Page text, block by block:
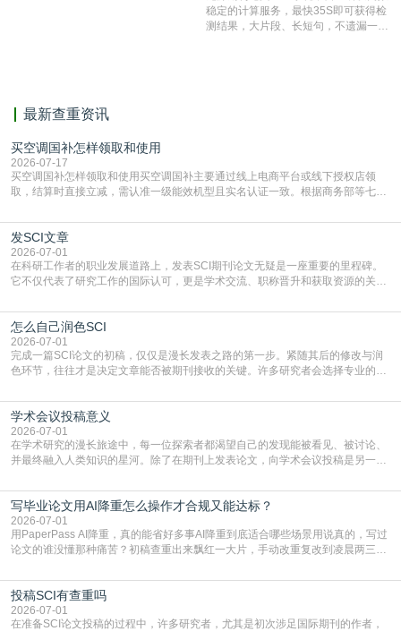
表文献复制比。（限制字符数1万）
稳定的计算服务，最快35S即可获得检
测结果，大片段、长短句，不遗漏一处
最新查重资讯
买空调国补怎样领取和使用
2026-07-17
买空调国补怎样领取和使用买空调国补主要通过线上电商平台或线下授权店领
取，结算时直接立减‌，需认准一级能效机型且实名认证一致。根据商务部等七部
能领到补贴首选‌京东APP‌搜索专属口令(如【家电补贴1637】、【国补立省
4949】等，口令会随活动更新，以页面显示为准)进入补贴专场。淘宝/天猫也可
复制粘贴【8$FKFGgJq
发SCI文章
2026-07-01
在科研工作者的职业发展道路上，发表SCI期刊论文无疑是一座重要的里程碑。
它不仅代表了研究工作的国际认可，更是学术交流、职称晋升和获取资源的关键
战与困惑。从选题立意到投稿回应，每一步都需要精心的策略与扎实的工作。本
篇AEIC学术交流中心小编就为大家介绍“发SCI文章”。一、精准定位是成功的第
一步发表SCI文章，首要解决的问题是“投
怎么自己润色SCI
2026-07-01
完成一篇SCI论文的初稿，仅仅是漫长发表之路的第一步。紧随其后的修改与润
色环节，往往才是决定文章能否被期刊接收的关键。许多研究者会选择专业的语
质量，更能在此过程中深化对学术写作的理解。如何系统、高效地打磨自己的论
文，使其在语言和学术表达上更符合国际期刊的要求，是每位研究者值得投入学
习的技能。本篇AEIC学术交流中心小编就为大家介
学术会议投稿意义
2026-07-01
在学术研究的漫长旅途中，每一位探索者都渴望自己的发现能被看见、被讨论、
并最终融入人类知识的星河。除了在期刊上发表论文，向学术会议投稿是另一个
广阔学术天地的大门，连接着个体研究与社会网络。本篇AEIC学术交流中心小编
就为大家介绍“学术会议投稿意义”。一、加速研究成果的传播与反馈学术会议通
常具有周期短、时效性强的特点。相比期刊漫长的
写毕业论文用AI降重怎么操作才合规又能达标？
2026-07-01
用PaperPass AI降重，真的能省好多事AI降重到底适合哪些场景用说真的，写过
论文的谁没懂那种痛苦？初稿查重出来飘红一大片，手动改重复改到凌晨两三
到秃头。这时候靠谱的AI降重真的就是救命稻草，选对工具，半天就能搞定你两
三天都做不完的事。不是所有人都需要用AI降重，但如果你符合下面这些场景，
真的可以试试：初稿写完重复率远超要
投稿SCI有查重吗
2026-07-01
在准备SCI论文投稿的过程中，许多研究者，尤其是初次涉足国际期刊的作者，